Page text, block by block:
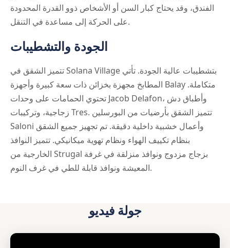
الفندق، وقد يحتاج كبار السن أو الأشخاص ذوو القدرة المحدودة
على الحركة إلى مساعدة في التنقل.
الجودة والتشطيبات
تتميز الشقق في Solana Village بتشطيبات عالية الجودة. تأتي
المطابخ مجهزة بخزائن ذات سعة كبيرة وأجهزة Balay متكاملة.
تحتوي الحمامات على وحدات Jacob Delafon، وأطباق دش
زجاجية، وتركيبات Tres. تتميز الشقق بأرضيات من البورسلين
Saloni وأعمال خشبية داخلية دقيقة. تم تجهيز جميع الشقق
بنظام تكييف الهواء ونظام تهوية ميكانيكي. تتميز النوافذ
الخارجية من Strugal بزجاج مزدوج ونوافذ منزلقة في غرفة
المعيشة ونوافذ قابلة للطي في غرف النوم.
جولة فيديو